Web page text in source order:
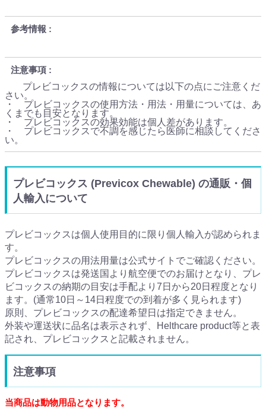
参考情報
注意事項
プレビコックスの情報については以下の点にご注意くだ
さい。
・ プレビコックスの使用方法・用法・用量については、あ
くまでも目安となります。
・ プレビコックスの効果効能は個人差があります。
・ プレビコックスで不調を感じたら医師に相談してくださ
い。
プレビコックス (Previcox Chewable) の通販・個
人輸入について
プレビコックスは個人使用目的に限り個人輸入が認められま
す。
プレビコックスの用法用量は公式サイトでご確認ください。
プレビコックスは発送国より航空便でのお届けとなり、プレ
ビコックスの納期の目安は手配より7日から20日程度となり
ます。(通常10日～14日程度での到着が多く見られます)
原則、プレビコックスの配達希望日は指定できません。
外装や運送状に品名は表示されず、Helthcare product等と表
記され、プレビコックスと記載されません。
注意事項
当商品は動物用品となります。